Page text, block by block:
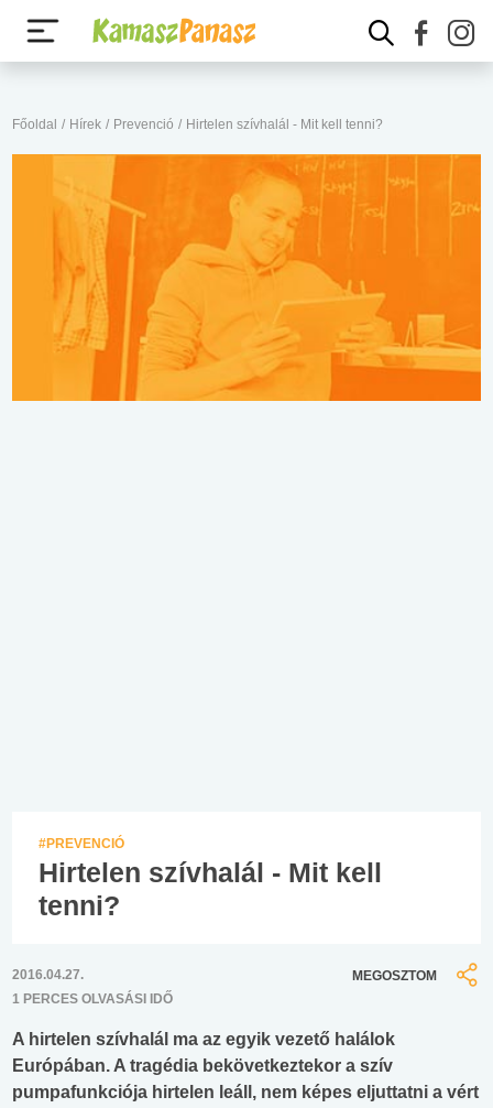
Főoldal / Hírek / Prevenció / Hirtelen szívhalál - Mit kell tenni?
#PREVENCIÓ
Hirtelen szívhalál - Mit kell
tenni?
2016.04.27.
1 PERCES OLVASÁSI IDŐ
MEGOSZTOM
A hirtelen szívhalál ma az egyik vezető halálok
Európában. A tragédia bekövetkeztekor a szív
pumpafunkciója hirtelen leáll, nem képes eljuttatni a vért